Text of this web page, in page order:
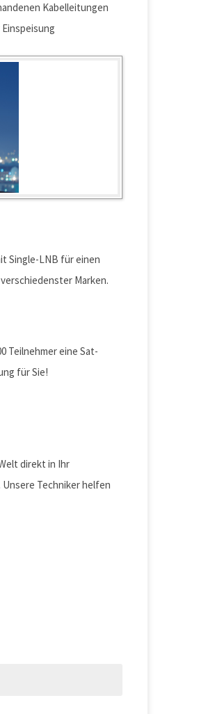
Kabelleitungen
Single-LNB für einen
Marken.
Teilnehmer eine Sat-
für Sie!
direkt in Ihr
Techniker helfen